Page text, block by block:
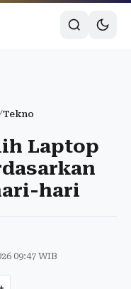
Tekno
Laptop
hari
09:47 WIB